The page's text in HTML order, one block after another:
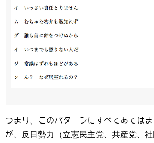
つまり、このパターンにすべてあては
が、反日勢力（立憲民主党、共産党、